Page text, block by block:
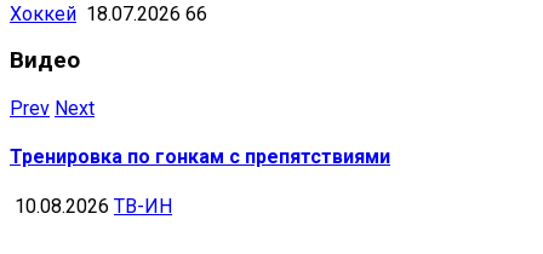
Хоккей 18.07.2026 66
Видео
Prev Next
Тренировка по гонкам с препятствиями
10.08.2026 ТВ-ИН